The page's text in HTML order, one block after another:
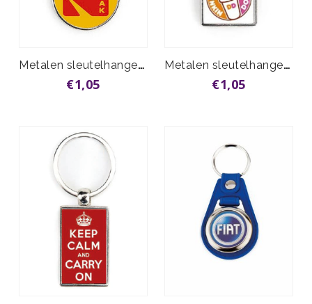
Metalen sleutelhanger S-Line rond 33mm
€1,05
Metalen sleutelhanger S-Line vierkant
€1,05